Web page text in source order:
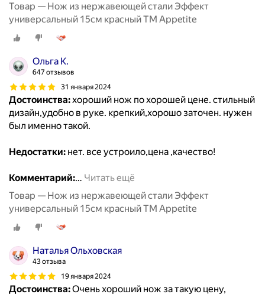
Товар — Нож из нержавеющей стали Эффект
универсальный 15см красный ТМ Appetite
Ольга К.
647 отзывов
31 января 2024
Достоинства:хороший нож по хорошей цене. стильный
дизайн,удобно в руке. крепкий,хорошо заточен. нужен
был именно такой.
Недостатки: нет. все устроило,цена ,качество!
Комментарий:… Читать ещё
Товар — Нож из нержавеющей стали Эффект
универсальный 15см красный ТМ Appetite
Наталья Ольховская
43 отзыва
19 января 2024
Достоинства:Очень хороший нож за такую цену,